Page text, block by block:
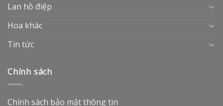
Lan hồ điệp
Hoa khác
Tin tức
Chính sách
Chính sách bảo mật thông tin